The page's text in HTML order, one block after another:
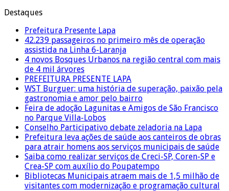
Destaques
Prefeitura Presente Lapa
42.239 passageiros no primeiro mês de operação
assistida na Linha 6-Laranja
4 novos Bosques Urbanos na região central com mais
de 4 mil árvores
PREFEITURA PRESENTE LAPA
WST Burguer: uma história de superação, paixão pela
gastronomia e amor pelo bairro
Feira de adoção Lagunitas e Amigos de São Francisco
no Parque Villa-Lobos
Conselho Participativo debate zeladoria na Lapa
Prefeitura leva ações de saúde aos canteiros de obras
para atrair homens aos serviços municipais de saúde
Saiba como realizar serviços de Creci-SP, Coren-SP e
Crea-SP com auxílio do Poupatempo
Bibliotecas Municipais atraem mais de 1,5 milhão de
visitantes com modernização e programação cultural